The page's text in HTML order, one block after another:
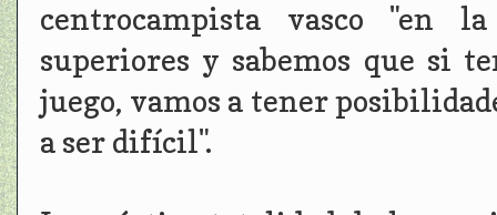
centrocampista vasco "en
superiores y sabemos que si
juego, vamos a tener
a ser difícil".